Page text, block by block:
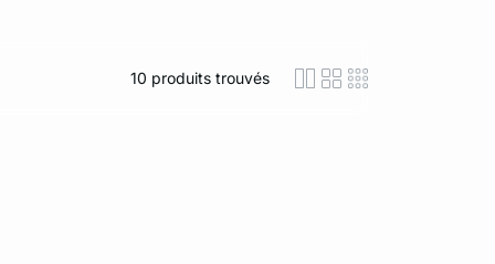
10 produits trouvés icon-layout-
icon-layout-
icon-layout-